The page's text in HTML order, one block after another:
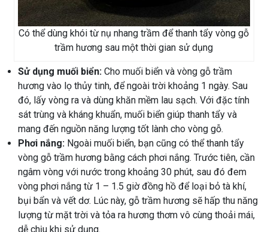
Có thể dùng khói từ nụ nhang trầm để thanh tẩy vòng gỗ
trầm hương sau một thời gian sử dụng
Sử dụng muối biển: Cho muối biển và vòng gỗ trầm
hương vào lọ thủy tinh, để ngoài trời khoảng 1 ngày. Sau
đó, lấy vòng ra và dùng khăn mềm lau sạch. Với đặc tính
sát trùng và kháng khuẩn, muối biển giúp thanh tẩy và
mang đến nguồn năng lượng tốt lành cho vòng gỗ.
Phơi nắng: Ngoài muối biển, bạn cũng có thể thanh tẩy
vòng gỗ trầm hương bằng cách phơi nắng. Trước tiên, cần
ngâm vòng với nước trong khoảng 30 phút, sau đó đem
vòng phơi nắng từ 1 – 1.5 giờ đồng hồ để loại bỏ tà khí,
bụi bẩn và vết dơ. Lúc này, gỗ trầm hương sẽ hấp thu năng
lượng từ mặt trời và tỏa ra hương thơm vô cùng thoải mái,
dễ chịu khi sử dụng.